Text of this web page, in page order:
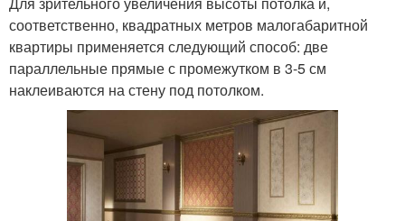
соответственно, квадратных метров малогабаритной
квартиры применяется следующий способ: две
параллельные прямые с промежутком в 3-5 см
наклеиваются на стену под потолком.